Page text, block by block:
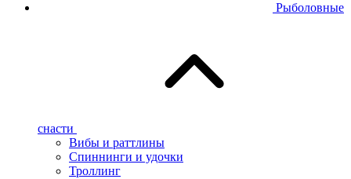
Рыболовные
снасти
Вибы и раттлины
Спиннинги и удочки
Троллинг